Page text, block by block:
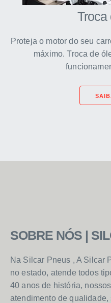
Troca
Proteja o motor do seu
máximo. Troca de
SOBRE NÓS |
Na Silcar Pneus , A Silcar
no estado, atende todos
40 anos de história,
atendimento de qualidade,